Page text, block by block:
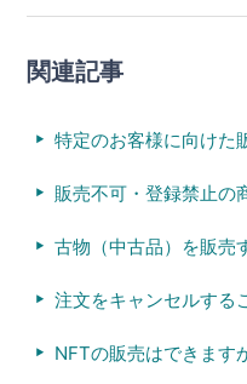
関連記事
特定のお客様に向けた
販売不可・登録禁止の
古物（中古品）を販売
注文をキャンセルする
NFTの販売はできます